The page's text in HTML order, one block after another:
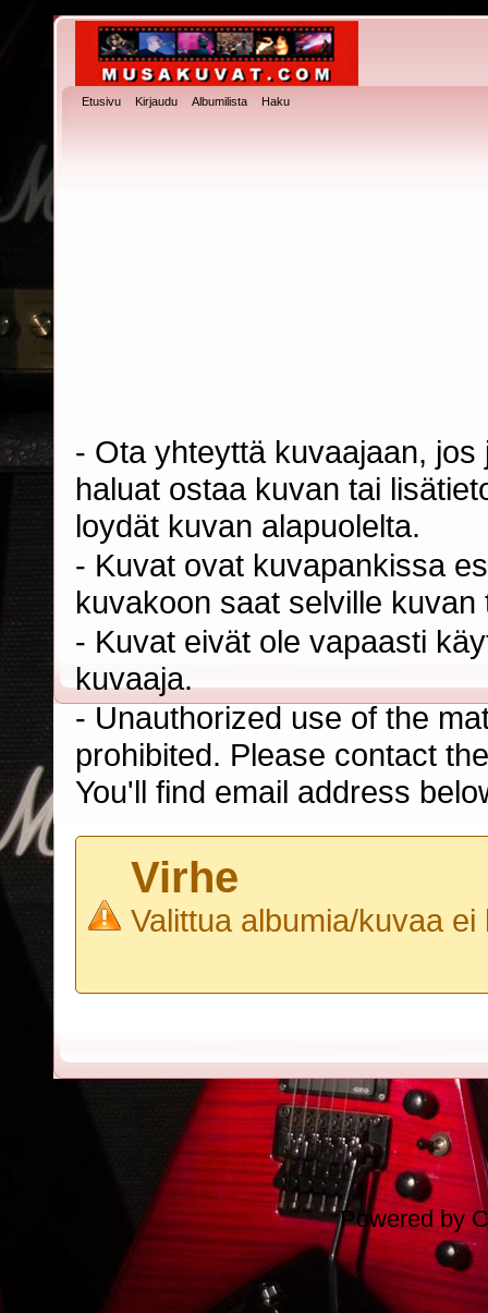
Etusivu Kirjaudu Albumilista Haku
- Ota yhteyttä kuvaajaan,
haluat ostaa kuvan tai
loydät kuvan alapuolelta.
- Kuvat ovat kuvapankissa
kuvakoon saat selville
- Kuvat eivät ole vapaasti
kuvaaja.
- Unauthorized use of the
prohibited. Please contact
You'll find email address
Virhe
Valittua albumia/kuvaa ei
Powered by